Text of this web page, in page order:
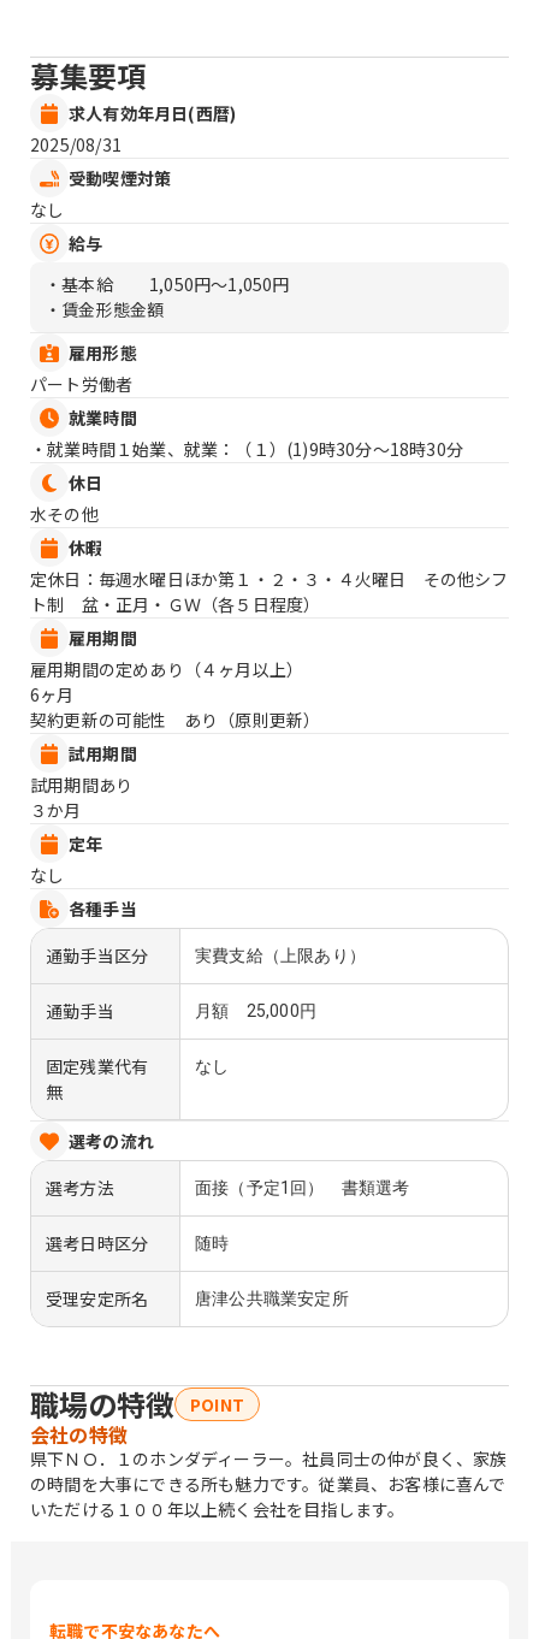
募集要項
求人有効年月日(西暦)
2025/08/31
受動喫煙対策
なし
給与
・基本給
1,050円〜1,050円
・賃金形態金額
雇用形態
パート労働者
就業時間
・就業時間１始業、就業：（１） (1)9時30分〜18時30分
休日
水その他
休暇
定休日：毎週水曜日ほか第１・２・３・４火曜日 その他シフ
ト制 盆・正月・ＧＷ（各５日程度）
雇用期間
雇用期間の定めあり（４ヶ月以上）
6ヶ月
契約更新の可能性 あり（原則更新）
試用期間
試用期間あり
３か月
定年
なし
各種手当
通勤手当区分
実費支給（上限あり）
通勤手当 月額 25,000円
固定残業代有
無
なし
選考の流れ
選考方法
面接（予定1回） 書類選考
選考日時区分 随時
受理安定所名 唐津公共職業安定所
職場の特徴 POINT
会社の特徴
県下ＮＯ．１のホンダディーラー。社員同士の仲が良く、家族
の時間を大事にできる所も魅力です。従業員、お客様に喜んで
いただける１００年以上続く会社を目指します。
転職で不安なあなたへ